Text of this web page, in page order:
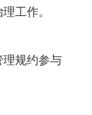
工作。
理规约参与